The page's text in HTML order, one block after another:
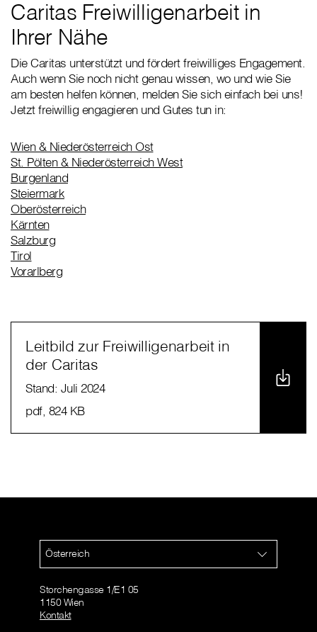
Caritas Freiwilligenarbeit in
Ihrer Nähe
Die Caritas unterstützt und fördert freiwilliges Engagement.
Auch wenn Sie noch nicht genau wissen, wo und wie Sie
am besten helfen können, melden Sie sich einfach bei uns!
Jetzt freiwillig engagieren und Gutes tun in:
Wien & Niederösterreich Ost
St. Pölten & Niederösterreich West
Burgenland
Steiermark
Oberösterreich
Kärnten
Salzburg
Tirol
Vorarlberg
Leitbild zur Freiwilligenarbeit in
der Caritas
Stand: Juli 2024
pdf, 824 KB
Österreich
Storchengasse 1/E1 05
1150 Wien
Kontakt